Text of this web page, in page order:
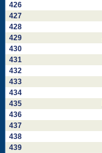
426
427
428
429
430
431
432
433
434
435
436
437
438
439